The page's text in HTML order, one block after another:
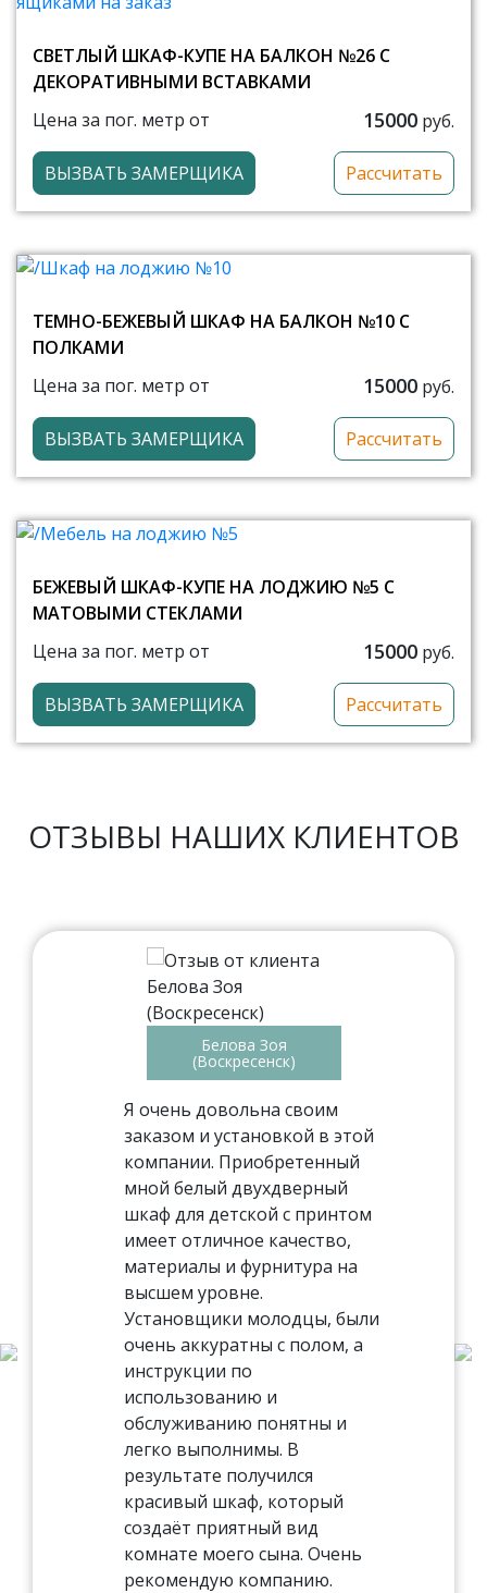
СВЕТЛЫЙ ШКАФ-КУПЕ НА БАЛКОН №26 С
ДЕКОРАТИВНЫМИ ВСТАВКАМИ
Цена за пог. метр от
15000 руб.
ВЫЗВАТЬ ЗАМЕРЩИКА Рассчитать
ТЕМНО-БЕЖЕВЫЙ ШКАФ НА БАЛКОН №10 С
ПОЛКАМИ
Цена за пог. метр от
15000 руб.
ВЫЗВАТЬ ЗАМЕРЩИКА Рассчитать
БЕЖЕВЫЙ ШКАФ-КУПЕ НА ЛОДЖИЮ №5 С
МАТОВЫМИ СТЕКЛАМИ
Цена за пог. метр от
15000 руб.
ВЫЗВАТЬ ЗАМЕРЩИКА Рассчитать
ОТЗЫВЫ НАШИХ КЛИЕНТОВ
Белова Зоя
(Воскресенск)
Я очень довольна своим
заказом и установкой в этой
компании. Приобретенный
мной белый двухдверный
шкаф для детской с принтом
имеет отличное качество,
материалы и фурнитура на
высшем уровне.
Установщики молодцы, были
очень аккуратны с полом, а
инструкции по
использованию и
обслуживанию понятны и
легко выполнимы. В
результате получился
красивый шкаф, который
создаёт приятный вид
комнате моего сына. Очень
рекомендую компанию.